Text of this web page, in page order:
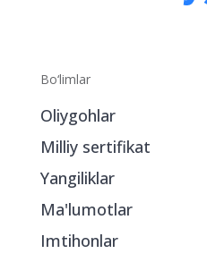
Bo‘limlar